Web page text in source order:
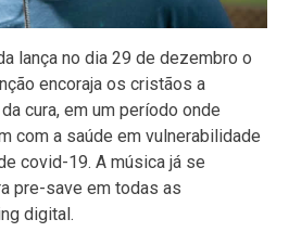
lança no dia 29 de dezembro o
encoraja os cristãos a
cura, em um período onde
com a saúde em vulnerabilidade
covid-19. A música já se
pre-save em todas as
digital.